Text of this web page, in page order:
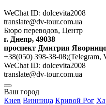
WeChat ID: dolcevita2008
translate@dv-tour.com.ua
Бюро переводов, Центр
г. Днепр, 49038
проспект Дмитрия
+38(050) 398-38-08;(Telegram,
WeChat ID: dolcevita2008
translate@dv-tour.com.ua
Ваш город
Киев Винница Кривой Рог